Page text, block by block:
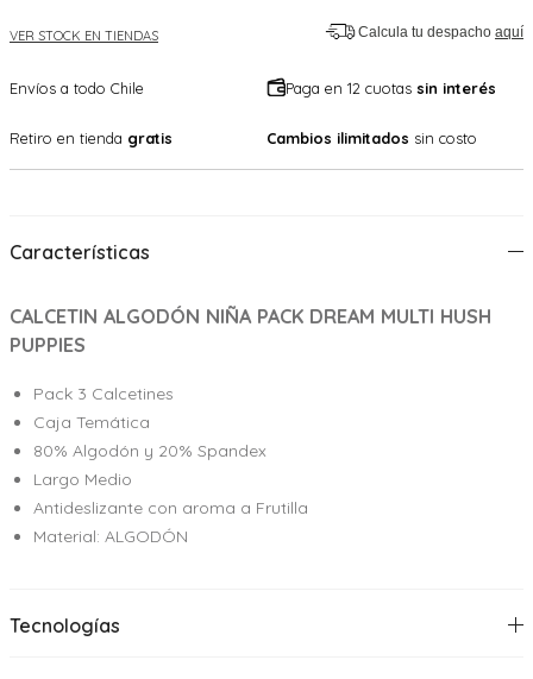
VER STOCK EN TIENDAS Calcula tu despacho aquí
Envíos a todo Chile Paga en 12 cuotas sin interés
Retiro en tienda gratis Cambios ilimitados sin costo
Características
CALCETIN ALGODÓN NIÑA PACK DREAM MULTI HUSH
PUPPIES
Pack 3 Calcetines
Caja Temática
80% Algodón y 20% Spandex
Largo Medio
Antideslizante con aroma a Frutilla
Material: ALGODÓN
Tecnologías